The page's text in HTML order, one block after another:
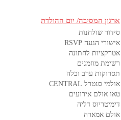
ארגון המסיבה/ יום ההולדת
סידור שולחנות
אישורי הגעה RSVP
אטרקציות לחתונה
רשימת מוזמנים
תסרוקות ערב וכלה
אולמי סנטרל CENTRAL
טאו אולם אירועים
דימיטריוס דליה
אולם אמארה